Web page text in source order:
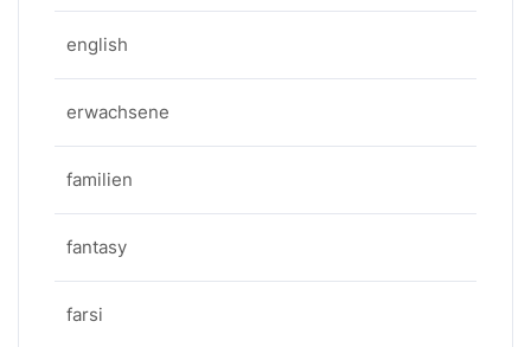
english
erwachsene
familien
fantasy
farsi